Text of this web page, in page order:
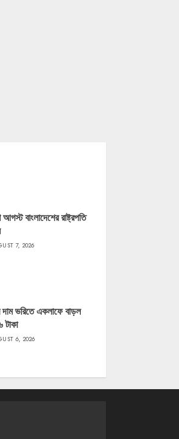
বাংলাদেশের রাষ্ট্রপতি
7, 2026
দাম ভরিতে একলাফে বাড়ল
6, 2026